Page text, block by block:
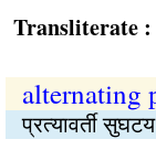
:
alternating
प्रत्यावर्ती